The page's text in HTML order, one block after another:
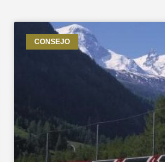
CONSEJO